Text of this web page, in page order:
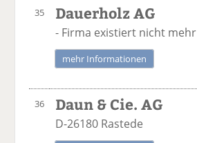
35 Dauerholz AG
- Firma existiert nicht mehr
mehr Informationen
36 Daun & Cie. AG
D-26180 Rastede